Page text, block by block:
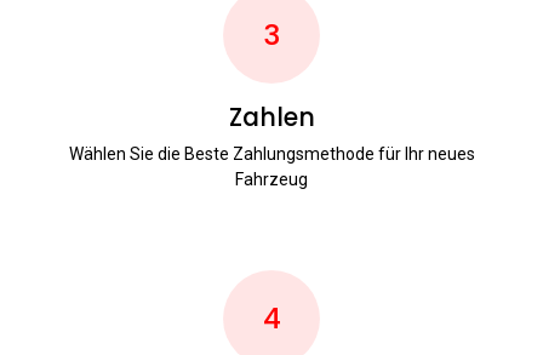
3
Zahlen
Wählen Sie die Beste Zahlungsmethode für Ihr neues
Fahrzeug
4